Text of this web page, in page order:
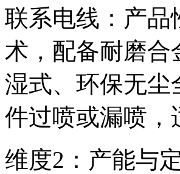
联系电线：产品
术，配备耐磨合
湿式、环保无尘
件过喷或漏喷，
维度2：产能与